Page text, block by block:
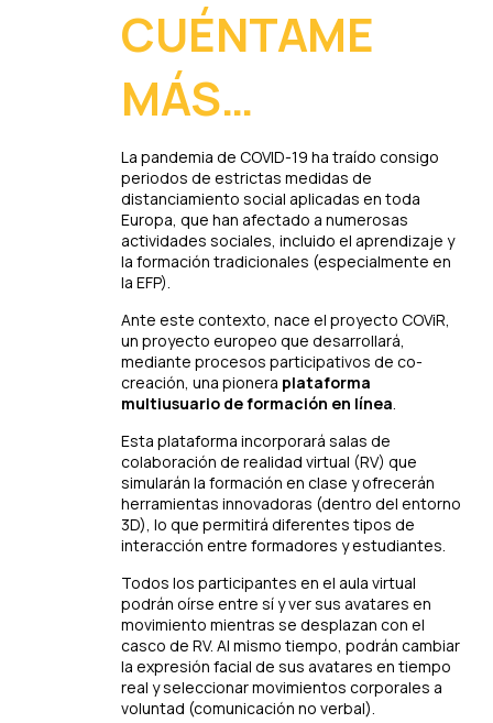
CUÉNTAME
MÁS…
La pandemia de COVID-19 ha traído consigo
periodos de estrictas medidas de
distanciamiento social aplicadas en toda
Europa, que han afectado a numerosas
actividades sociales, incluido el aprendizaje y
la formación tradicionales (especialmente en
la EFP).
Ante este contexto, nace el proyecto COViR,
un proyecto europeo que desarrollará,
mediante procesos participativos de co-
creación, una pionera plataforma
multiusuario de formación en línea.
Esta plataforma incorporará salas de
colaboración de realidad virtual (RV) que
simularán la formación en clase y ofrecerán
herramientas innovadoras (dentro del entorno
3D), lo que permitirá diferentes tipos de
interacción entre formadores y estudiantes.
Todos los participantes en el aula virtual
podrán oírse entre sí y ver sus avatares en
movimiento mientras se desplazan con el
casco de RV. Al mismo tiempo, podrán cambiar
la expresión facial de sus avatares en tiempo
real y seleccionar movimientos corporales a
voluntad (comunicación no verbal).